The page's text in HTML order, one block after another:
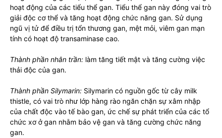
hoạt động của các tiểu thể gan. Tiểu thể gan này đóng vai trò
giải độc cơ thể và tăng hoạt động chức năng gan. Sử dụng
ngũ vị tử để điều trị tổn thương gan, mệt mỏi, viêm gan mạn
tính có hoạt độ transaminase cao.
Thành phần nhân trần: làm tăng tiết mật và tăng cường việc
thải độc của gan.
Thành phần Silymarin: Silymarin có nguồn gốc từ cây milk
thistle, có vai trò như lớp hàng rào ngăn chặn sự xâm nhập
của chất độc vào tế bào gan, ức chế sự phát triển của các tổ
chức xơ ở gan nhằm bảo vệ gan và tăng cường chức năng
gan.